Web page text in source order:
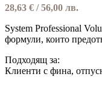
28,63 € / 56,00 лв.
System Professional
формули, които
Подходящ за:
Клиенти с фина,